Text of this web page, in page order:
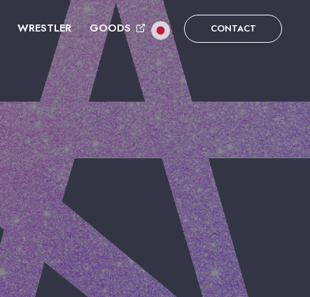
WRESTLER GOODS CONTACT